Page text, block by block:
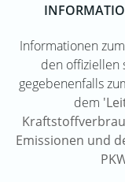
Informationen
den offiziellen
gegebenenfalls
dem
Emissionen und